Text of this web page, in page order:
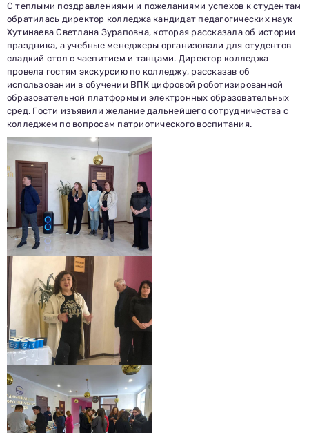
С теплыми поздравлениями и пожеланиями успехов к студентам
обратилась директор колледжа кандидат педагогических наук
Хутинаева Светлана Зураповна, которая рассказала об истории
праздника, а учебные менеджеры организовали для студентов
сладкий стол с чаепитием и танцами. Директор колледжа
провела гостям экскурсию по колледжу, рассказав об
использовании в обучении ВПК цифровой роботизированной
образовательной платформы и электронных образовательных
сред. Гости изъявили желание дальнейшего сотрудничества с
колледжем по вопросам патриотического воспитания.
Имя
Нажимая кнопку «Отправить», я даю согласие на обработку моих персональных
данных в соответствии с Федеральным законом от 27.07.2006 № 152-ФЗ «О
персональных данных», на условиях и для целей, определенных в
отношении обработки персональных данных.
Заполни данные о себе и отправь заявку.
В течение 15-20 минут с вами свяжется специалист
приемной комиссии, ответит на все вопросы и поможет
подобрать интересующую программу обучения.
Подготовь документы для поступления: паспорт, аттестат,
СНИЛС — подать документы можно онлайн или очно.